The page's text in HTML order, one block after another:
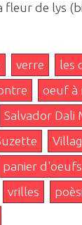
fleur de lys
verre
les
oeuf à
Salvador Dali
panier d'oeufs
vrilles